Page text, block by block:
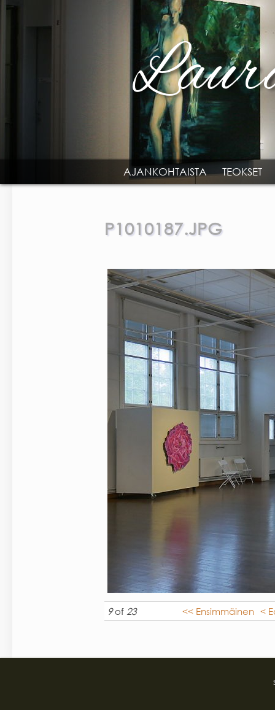
Skip to main content
MAIN MENU
AJANKOHTAISTA TEOKSET
P1010187.JPG
9of 23 << Ensimmäinen <